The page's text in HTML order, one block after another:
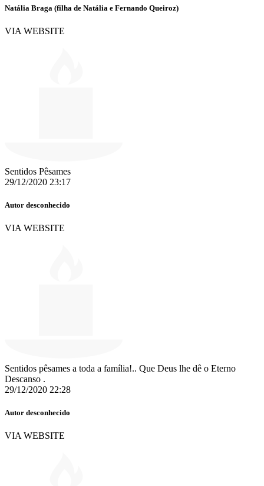
Natália Braga (filha de Natália e Fernando Queiroz)
VIA WEBSITE
Sentidos Pêsames
29/12/2020 23:17
Autor desconhecido
VIA WEBSITE
Sentidos pêsames a toda a família!.. Que Deus lhe dê o Eterno
Descanso .
29/12/2020 22:28
Autor desconhecido
VIA WEBSITE